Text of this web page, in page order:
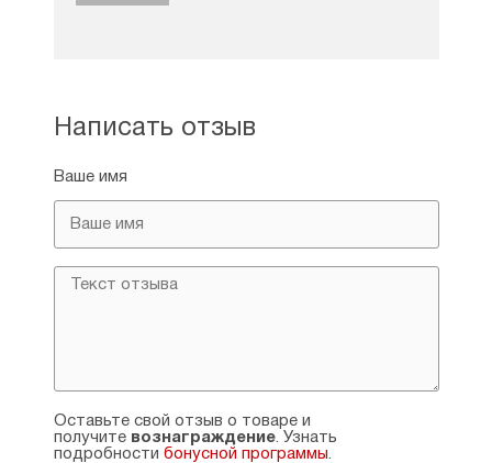
Написать отзыв
Ваше имя
Оставьте свой отзыв о товаре и
получите вознаграждение. Узнать
подробности бонусной программы.